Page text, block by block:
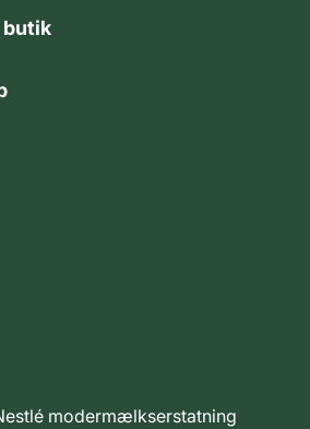
butik
modermælkserstatning